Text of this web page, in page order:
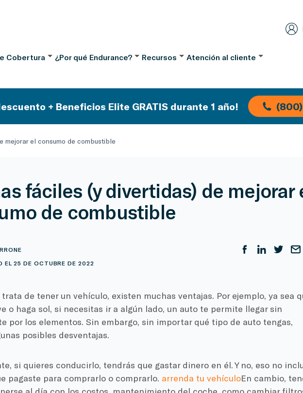
Cobertura ¿Por qué Endurance? Recursos Atención al cliente
+ Beneficios Elite GRATIS durante 1 año!
mejorar el consumo de combustible
fáciles (y divertidas) de mejorar
de combustible
EL 25 DE OCTUBRE DE 2022
trata de tener un vehículo, existen muchas ventajas. Por ejemplo, ya sea
o haga sol, si necesitas ir a algún lado, un auto te permite llegar sin
por los elementos. Sin embargo, sin importar qué tipo de auto tengas,
posibles desventajas.
si quieres conducirlo, tendrás que gastar dinero en él. Y no, eso no
pagaste para comprarlo o comprarlo. arrenda tu vehículoEn cambio,